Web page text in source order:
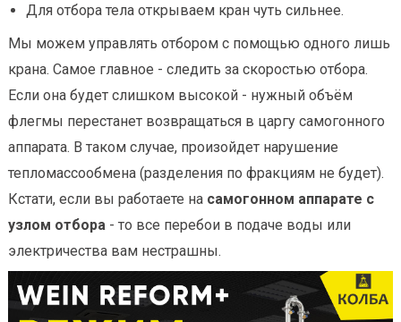
Для отбора тела открываем кран чуть сильнее.
Мы можем управлять отбором с помощью одного лишь
крана. Самое главное - следить за скоростью отбора.
Если она будет слишком высокой - нужный объём
флегмы перестанет возвращаться в царгу самогонного
аппарата. В таком случае, произойдет нарушение
тепломассообмена (разделения по фракциям не будет).
Кстати, если вы работаете на самогонном аппарате с
узлом отбора - то все перебои в подаче воды или
электричества вам нестрашны.